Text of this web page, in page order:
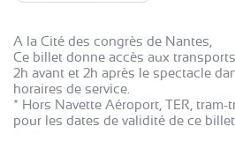
A la Cité des congrès de Nantes,
Ce billet donne accès aux
2h avant et 2h après le spectacle
horaires de service.
* Hors Navette Aéroport, TER, tram-
pour les dates de validité de ce